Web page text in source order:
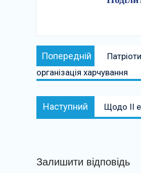
Навігація
записів
Попередній
організація харчування
Наступний Наступний:
Щодо ІІ
Залишити відповідь